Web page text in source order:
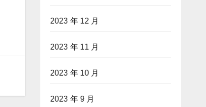
2023 年 12 月
2023 年 11 月
2023 年 10 月
2023 年 9 月